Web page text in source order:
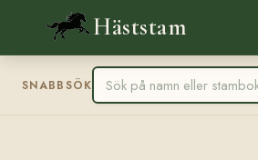
Häststam
SNABBSÖK